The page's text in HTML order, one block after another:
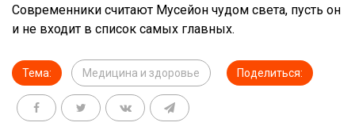
Современники считают Мусейон чудом света, пусть он
и не входит в список самых главных.
Тема: Медицина и здоровье Поделиться: